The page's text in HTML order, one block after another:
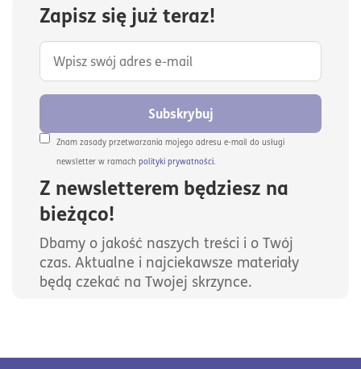
Zapisz się już teraz!
Subskrybuj
Znam zasady przetwarzania mojego adresu e-mail do usługi
newsletter w ramach polityki prywatności.
Z newsletterem będziesz na
bieżąco!
Dbamy o jakość naszych treści i o Twój
czas. Aktualne i najciekawsze materiały
będą czekać na Twojej skrzynce.